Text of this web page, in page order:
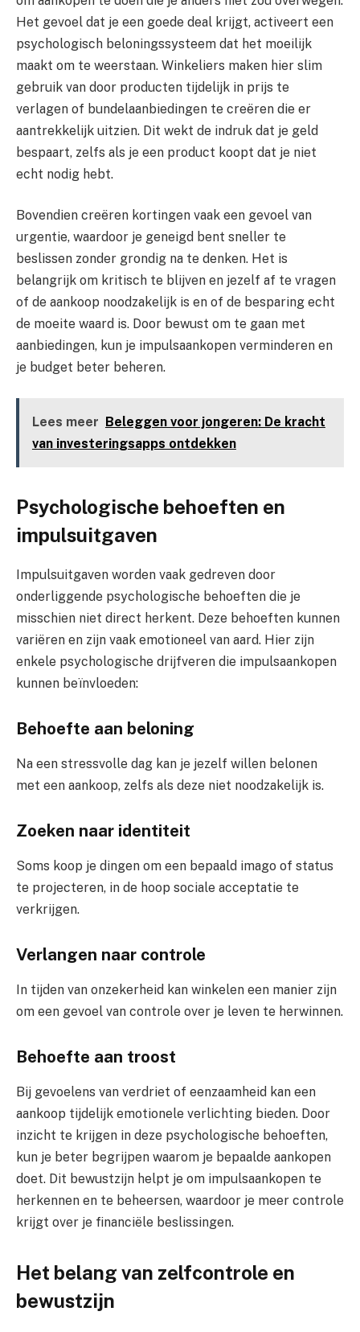
Het gevoel dat je een goede deal krijgt, activeert een
psychologisch beloningssysteem dat het moeilijk
maakt om te weerstaan. Winkeliers maken hier slim
gebruik van door producten tijdelijk in prijs te
verlagen of bundelaanbiedingen te creëren die er
aantrekkelijk uitzien. Dit wekt de indruk dat je geld
bespaart, zelfs als je een product koopt dat je niet
echt nodig hebt.
Bovendien creëren kortingen vaak een gevoel van
urgentie, waardoor je geneigd bent sneller te
beslissen zonder grondig na te denken. Het is
belangrijk om kritisch te blijven en jezelf af te vragen
of de aankoop noodzakelijk is en of de besparing echt
de moeite waard is. Door bewust om te gaan met
aanbiedingen, kun je impulsaankopen verminderen en
je budget beter beheren.
Lees meer Beleggen voor jongeren: De kracht
van investeringsapps ontdekken
Psychologische behoeften en
impulsuitgaven
Impulsuitgaven worden vaak gedreven door
onderliggende psychologische behoeften die je
misschien niet direct herkent. Deze behoeften kunnen
variëren en zijn vaak emotioneel van aard. Hier zijn
enkele psychologische drijfveren die impulsaankopen
kunnen beïnvloeden:
Behoefte aan beloning
Na een stressvolle dag kan je jezelf willen belonen
met een aankoop, zelfs als deze niet noodzakelijk is.
Zoeken naar identiteit
Soms koop je dingen om een bepaald imago of status
te projecteren, in de hoop sociale acceptatie te
verkrijgen.
Verlangen naar controle
In tijden van onzekerheid kan winkelen een manier zijn
om een gevoel van controle over je leven te herwinnen.
Behoefte aan troost
Bij gevoelens van verdriet of eenzaamheid kan een
aankoop tijdelijk emotionele verlichting bieden. Door
inzicht te krijgen in deze psychologische behoeften,
kun je beter begrijpen waarom je bepaalde aankopen
doet. Dit bewustzijn helpt je om impulsaankopen te
herkennen en te beheersen, waardoor je meer controle
krijgt over je financiële beslissingen.
Het belang van zelfcontrole en
bewustzijn